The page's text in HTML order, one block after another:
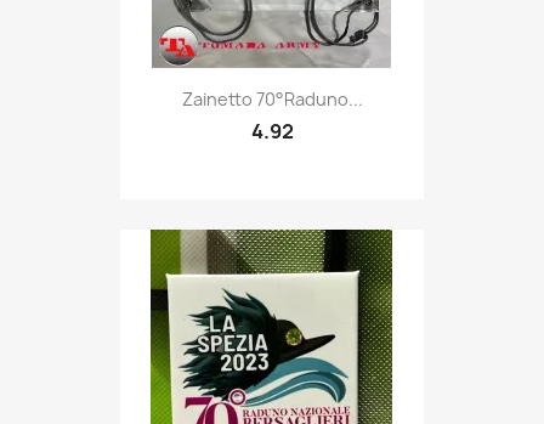
Quick view
Zainetto 70°Raduno...
4.92